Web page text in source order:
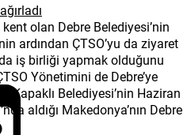
olan Debre Belediyesi’nin
ardından ÇTSO’yu da ziyaret
iş birliği yapmak olduğunu
Yönetimini de Debre’ye
Kapaklı Belediyesi’nin Haziran
aldığı Makedonya’nın Debre